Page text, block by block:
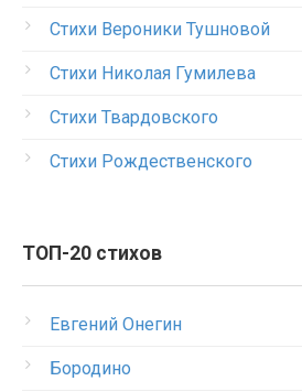
Стихи Вероники Тушновой
Стихи Николая Гумилева
Стихи Твардовского
Стихи Рождественского
ТОП-20 стихов
Евгений Онегин
Бородино